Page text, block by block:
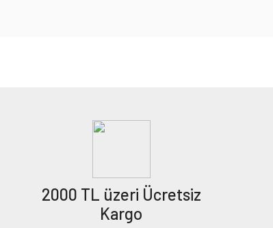
2000 TL üzeri Ücretsiz
Kargo